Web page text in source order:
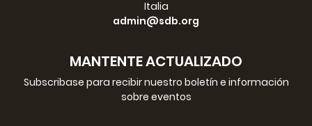
Italia
admin@sdb.org
MANTENTE ACTUALIZADO
Subscribase para recibir nuestro boletín e información
sobre eventos